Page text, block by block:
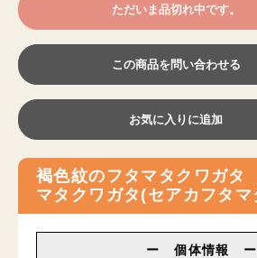
ただいま品切れ中です。
この商品を問い合わせる
お気に入りに追加
褐色紋のフタマタクワガ
マタクワガタ(セアカフタマ
ー 個体情報 ー